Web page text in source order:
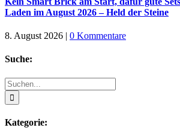
Laden im August 2026 – Held der Steine
8. August 2026 | 0 Kommentare
Suche:
Suche
nach:
Kategorie: